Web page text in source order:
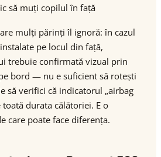
să muți copilul în față
mulți părinți îl ignoră: în cazul
pe locul din față,
trebuie confirmată vizual prin
bord — nu e suficient să rotești
să verifici că indicatorul „airbag
durata călătoriei. E o
care poate face diferența.